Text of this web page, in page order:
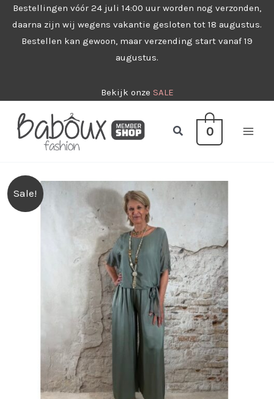
naar
Bestellingen vóór 24 juli 14:00 uur worden nog verzonden,
daarna zijn wij wegens vakantie gesloten tot 18 augustus.
Bestellen kan gewoon, maar verzending start vanaf 19
augustus.
Bekijk onze SALE
Zoeken0
Sale!